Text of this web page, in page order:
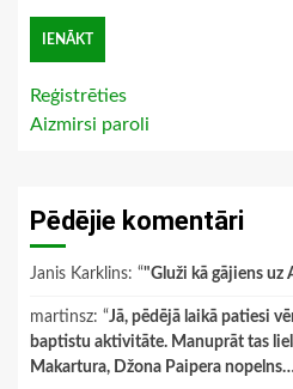
Reģistrēties
Aizmirsi paroli
Pēdējie komentāri
Janis Karklins: “"Gluži kā gājiens uz
martinsz: “Jā, pēdējā laikā patiesi
baptistu aktivitāte. Manuprāt tas
Makartura, Džona Paipera nopelns…